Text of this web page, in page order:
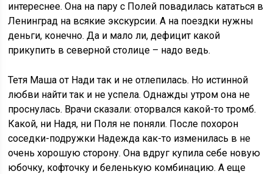
интереснее. Она на пару с Полей повадилась кататься в
Ленинград на всякие экскурсии. А на поездки нужны
деньги, конечно. Да и мало ли, дефицит какой
прикупить в северной столице – надо ведь.
Тетя Маша от Нади так и не отлепилась. Но истинной
любви найти так и не успела. Однажды утром она не
проснулась. Врачи сказали: оторвался какой-то тромб.
Какой, ни Надя, ни Поля не поняли. После похорон
соседки-подружки Надежда как-то изменилась в не
очень хорошую сторону. Она вдруг купила себе новую
юбочку, кофточку и беленькую комбинацию. А еще